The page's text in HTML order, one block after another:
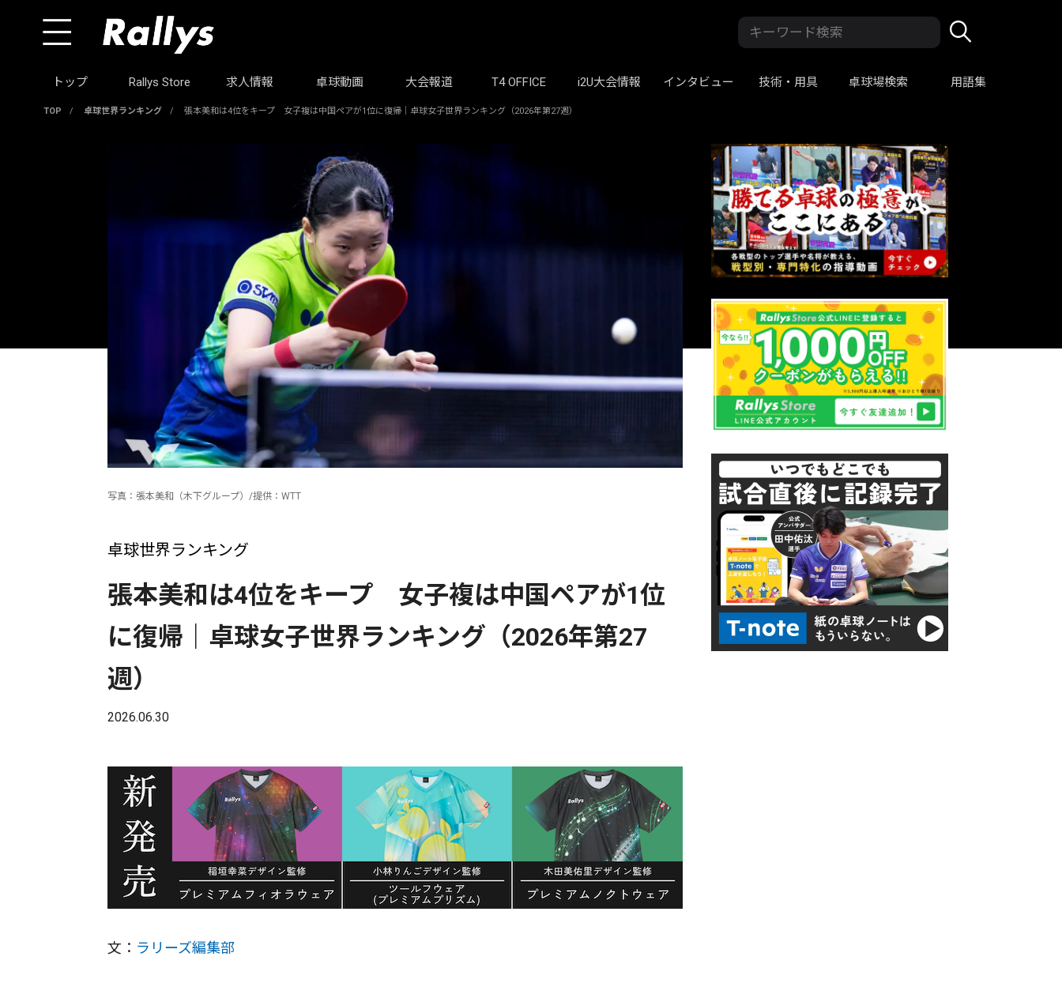
トップ Rallys Store 求人情報 卓球動画 大会報道 T4 OFFICE i2U大会情報 インタビュー 技術・用具 卓球場検索 用語集
TOP / 卓球世界ランキング / 張本美和は4位をキープ 女子複は中国ペアが1位に復帰｜卓球女子世界ランキング（2026年第27週）
写真：張本美和（木下グループ）/提供：WTT
卓球世界ランキング
張本美和は4位をキープ 女子複は中国ペアが1位
に復帰｜卓球女子世界ランキング（2026年第27
週）
2026.06.30
文： ラリーズ編集部